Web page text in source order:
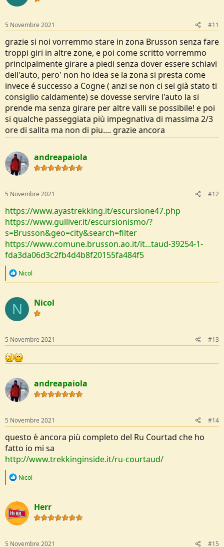
n
5 Novembre 2021 #11
grazie si noi vorremmo stare in zona Brusson senza fare
troppi giri in altre zone, e poi come scritto vorremmo
principalmente girare a piedi senza dover essere schiavi
dell'auto, pero' non ho idea se la zona si presta come
invece é successo a Cogne ( anzi se non ci sei già stato ti
consiglio caldamente) se dovesse servire l'auto la si
prende ma senza girare per altre valli se possibile! e poi
si qualche passeggiata più impegnativa di massima 2/3
ore di salita ma non di piu.... grazie ancora
andreapaiola
5 Novembre 2021 #12
https://www.ayastrekking.it/escursione47.php
https://www.gulliver.it/escursionismo/?
s=Brusson&geo=city&search=filter
https://www.comune.brusson.ao.it/it...taud-39254-1-
fda3da06d3c2fb4d4b8f20155fa484f5
R
c
i
o
s
:
Nicol
N Nicol
5 Novembre 2021 #13
andreapaiola
5 Novembre 2021 #14
questo è ancora più completo del Ru Courtad che ho
fatto io mi sa
http://www.trekkinginside.it/ru-courtaud/
R
c
t
i
o
s
Nicol
Herr
5 Novembre 2021 #15